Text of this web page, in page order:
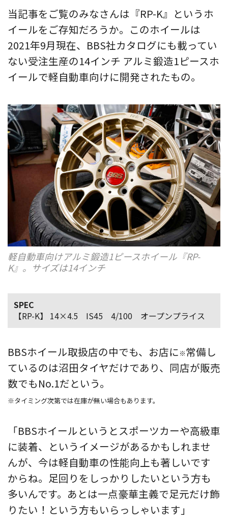
当記事をご覧のみなさんは『RP-K』というホ
イールをご存知だろうか。このホイールは
2021年9月現在、BBS社カタログにも載ってい
ない受注生産の14インチ アルミ鍛造1ピースホ
イールで軽自動車向けに開発されたもの。
軽自動車向けアルミ鍛造1ピースホイール『RP-
K』。サイズは14インチ
SPEC
【RP-K】 14×4.5 IS45 4/100 オープンプライス
BBSホイール取扱店の中でも、お店に ※常備し
ているのは沼田タイヤだけであり、同店が販売
数でもNo.1だという。
※タイミング次第では在庫が無い場合もあります。
「BBSホイールというとスポーツカーや高級車
に装着、というイメージがあるかもしれませ
んが、今は軽自動車の性能向上も著しいです
からね。足回りをしっかりしたいという方も
多いんです。あとは一点豪華主義で足元だけ飾
りたい！という方もいらっしゃいます」